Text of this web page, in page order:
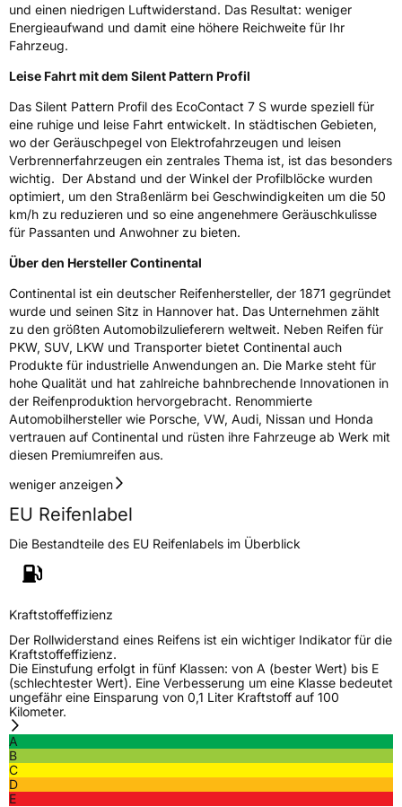
Rollgeräusch (Klasse)B
3PMSF / Schneeflockensymbol / Alpine-Symbol Nein
EPREL ID1365474
Allgemeine Produktsicherheit (GPSR)
Continental-Plaza 1 30173 Hannover
customerservice_tires@conti.de
und einen niedrigen Luftwiderstand. Das Resultat: weniger
Energieaufwand und damit eine höhere Reichweite für Ihr
Fahrzeug.
Leise Fahrt mit dem Silent Pattern Profil
Das Silent Pattern Profil des EcoContact 7 S wurde speziell für
eine ruhige und leise Fahrt entwickelt. In städtischen Gebieten,
wo der Geräuschpegel von Elektrofahrzeugen und leisen
Verbrennerfahrzeugen ein zentrales Thema ist, ist das besonders
wichtig. Der Abstand und der Winkel der Profilblöcke wurden
optimiert, um den Straßenlärm bei Geschwindigkeiten um die 50
km/h zu reduzieren und so eine angenehmere Geräuschkulisse
für Passanten und Anwohner zu bieten.
Über den Hersteller Continental
Continental ist ein deutscher Reifenhersteller, der 1871 gegründet
wurde und seinen Sitz in Hannover hat. Das Unternehmen zählt
zu den größten Automobilzulieferern weltweit. Neben Reifen für
PKW, SUV, LKW und Transporter bietet Continental auch
Produkte für industrielle Anwendungen an. Die Marke steht für
hohe Qualität und hat zahlreiche bahnbrechende Innovationen in
der Reifenproduktion hervorgebracht. Renommierte
Automobilhersteller wie Porsche, VW, Audi, Nissan und Honda
vertrauen auf Continental und rüsten ihre Fahrzeuge ab Werk mit
diesen Premiumreifen aus.
weniger anzeigen
EU Reifenlabel
Die Bestandteile des EU Reifenlabels im Überblick
Kraftstoffeffizienz
Der Rollwiderstand eines Reifens ist ein wichtiger Indikator für die
Kraftstoffeffizienz.
Die Einstufung erfolgt in fünf Klassen: von A (bester Wert) bis E
(schlechtester Wert). Eine Verbesserung um eine Klasse bedeutet
ungefähr eine Einsparung von 0,1 Liter Kraftstoff auf 100
Kilometer.
A
B
C
D
E